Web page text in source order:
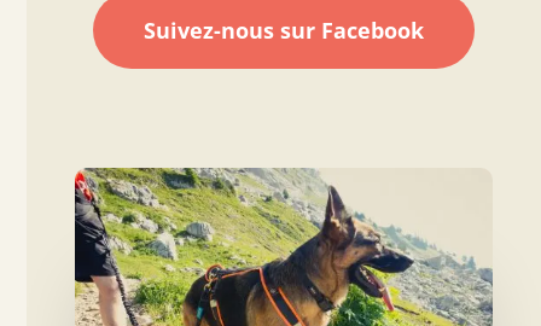
Suivez-nous sur Facebook